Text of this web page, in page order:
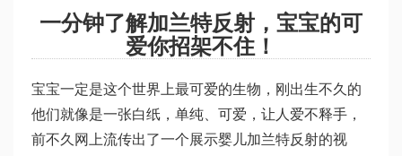
一分钟了解加兰特反射，宝宝的可
爱你招架不住！
宝宝一定是这个世界上最可爱的生物，刚出生不久的
他们就像是一张白纸，单纯、可爱，让人爱不释手，
前不久网上流传出了一个展示婴儿加兰特反射的视